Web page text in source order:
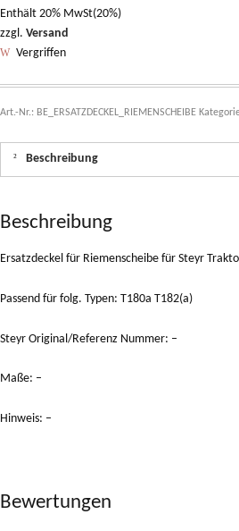
Enthält 20% MwSt(20%)
zzgl. Versand
Vergriffen
Art.-Nr.: BE_ERSATZDECKEL_RIEMENSCHEIBE
Beschreibung
Beschreibung
Ersatzdeckel für Riemenscheibe für Steyr
Passend für folg. Typen: T180a T182(a)
Steyr Original/Referenz Nummer: –
Maße: –
Hinweis: –
Bewertungen